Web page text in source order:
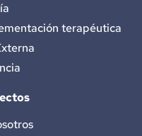
terapéutica